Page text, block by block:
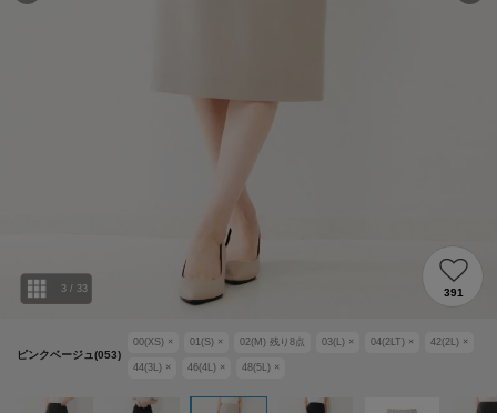
ピンクベージュ(053)
00(XS) × 01(S) × 02(M) 残り 8点 03(L) × 04(2LT) × 42(2L) ×
44(3L) × 46(4L) × 48(5L) ×
3 / 33 391